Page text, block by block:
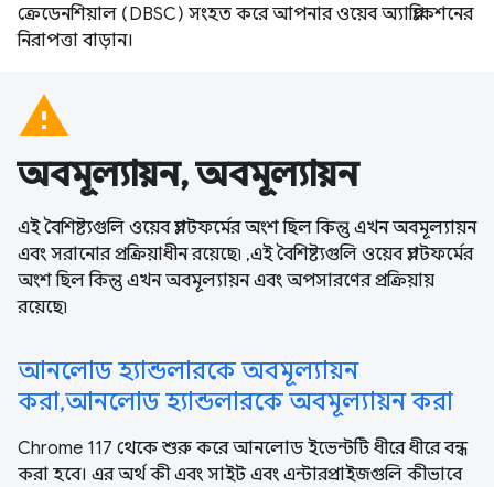
ক্রেডেনশিয়াল (DBSC) সংহত করে আপনার ওয়েব অ্যাপ্লিকেশনের
নিরাপত্তা বাড়ান।
warning
অবমূল্যায়ন, অবমূল্যায়ন
এই বৈশিষ্ট্যগুলি ওয়েব প্ল্যাটফর্মের অংশ ছিল কিন্তু এখন অবমূল্যায়ন
এবং সরানোর প্রক্রিয়াধীন রয়েছে৷ ,এই বৈশিষ্ট্যগুলি ওয়েব প্ল্যাটফর্মের
অংশ ছিল কিন্তু এখন অবমূল্যায়ন এবং অপসারণের প্রক্রিয়ায়
রয়েছে৷
আনলোড হ্যান্ডলারকে অবমূল্যায়ন
করা,আনলোড হ্যান্ডলারকে অবমূল্যায়ন করা
Chrome 117 থেকে শুরু করে আনলোড ইভেন্টটি ধীরে ধীরে বন্ধ
করা হবে। এর অর্থ কী এবং সাইট এবং এন্টারপ্রাইজগুলি কীভাবে